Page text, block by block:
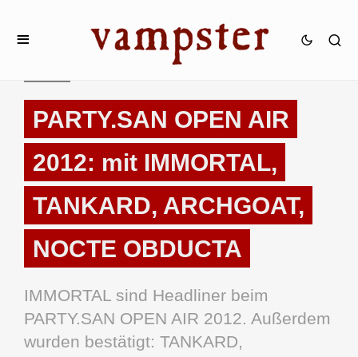
PARTY.SAN OPEN AIR
2012: mit IMMORTAL,
TANKARD, ARCHGOAT,
NOCTE OBDUCTA
IMMORTAL sind Headliner beim
PARTY.SAN OPEN AIR 2012. Außerdem
wurden bestätigt: TANKARD,